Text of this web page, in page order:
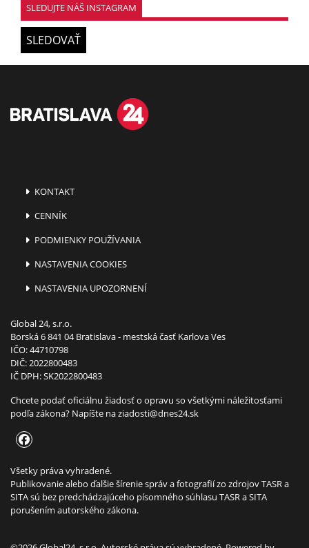
SLEDUJTE NÁŠ INSTAGRAM
SLEDOVAŤ
KONTAKT
CENNÍK
PODMIENKY POUŽÍVANIA
NASTAVENIA COOKIES
NASTAVENIA UPOZORNENÍ
Global 24, s.r.o.
Borská 6 841 04 Bratislava - mestská časť Karlova Ves
IČO: 44710798
DIČ: 2022800483
IČ DPH: SK2022800483
Chcete podať oficiálnu žiadosť o opravu so všetkými náležitosťami
podľa zákona? Napíšte naziadosti@dnes24.sk
Všetky práva vyhradené.
Publikovanie alebo ďalšie šírenie správ a fotografií zo zdrojov TASR a
SITA sú bez predchádzajúceho písomného súhlasu TASR a SITA
porušením autorského zákona.